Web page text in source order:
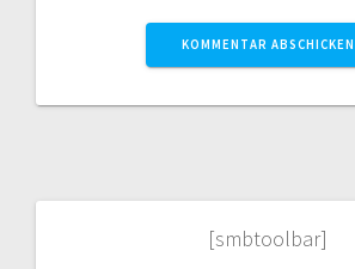
[smbtoolbar]